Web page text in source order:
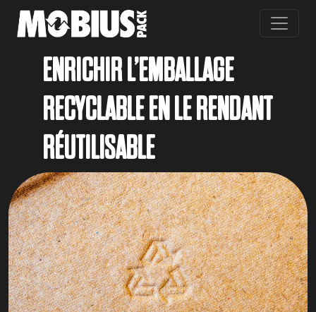
Skip to main content
ENRICHIR L’EMBALLAGE
RECYCLABLE EN LE RENDANT
RÉUTILISABLE